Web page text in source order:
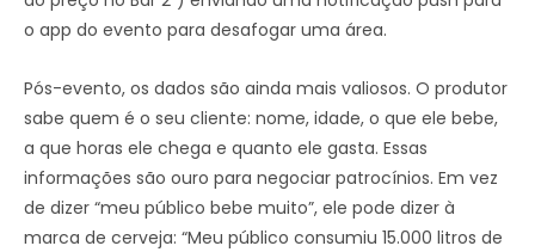
o app do evento para desafogar uma área.
Pós-evento, os dados são ainda mais valiosos. O produtor
sabe quem é o seu cliente: nome, idade, o que ele bebe,
a que horas ele chega e quanto ele gasta. Essas
informações são ouro para negociar patrocínios. Em vez
de dizer “meu público bebe muito”, ele pode dizer à
marca de cerveja: “Meu público consumiu 15.000 litros de